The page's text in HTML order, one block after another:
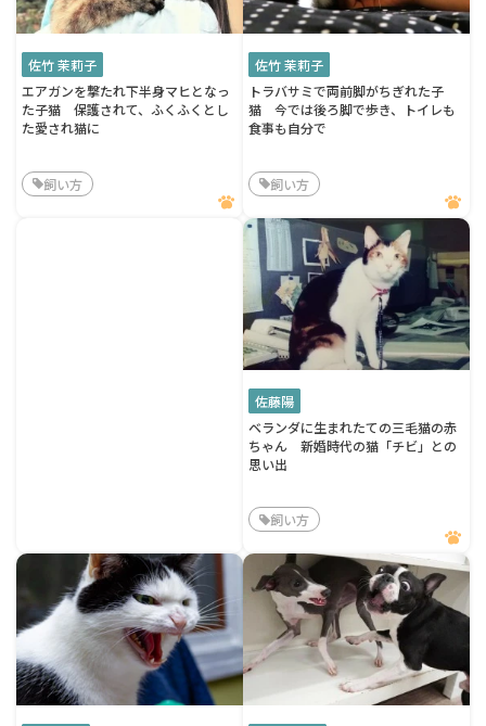
佐竹 茉莉子
エアガンを撃たれ下半身マヒとなっ
た子猫 保護されて、ふくふくとし
た愛され猫に
飼い方
佐竹 茉莉子
トラバサミで両前脚がちぎれた子
猫 今では後ろ脚で歩き、トイレも
食事も自分で
飼い方
佐藤陽
ベランダに生まれたての三毛猫の赤
ちゃん 新婚時代の猫「チビ」との
思い出
飼い方